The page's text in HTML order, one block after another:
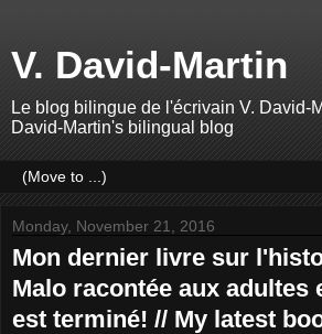
V. David-Martin
Le blog bilingue de l'écrivain V. David-
David-Martin's bilingual blog
Monday, November 21, 2016
Mon dernier livre sur
Malo racontée aux adultes
est terminé! // My latest